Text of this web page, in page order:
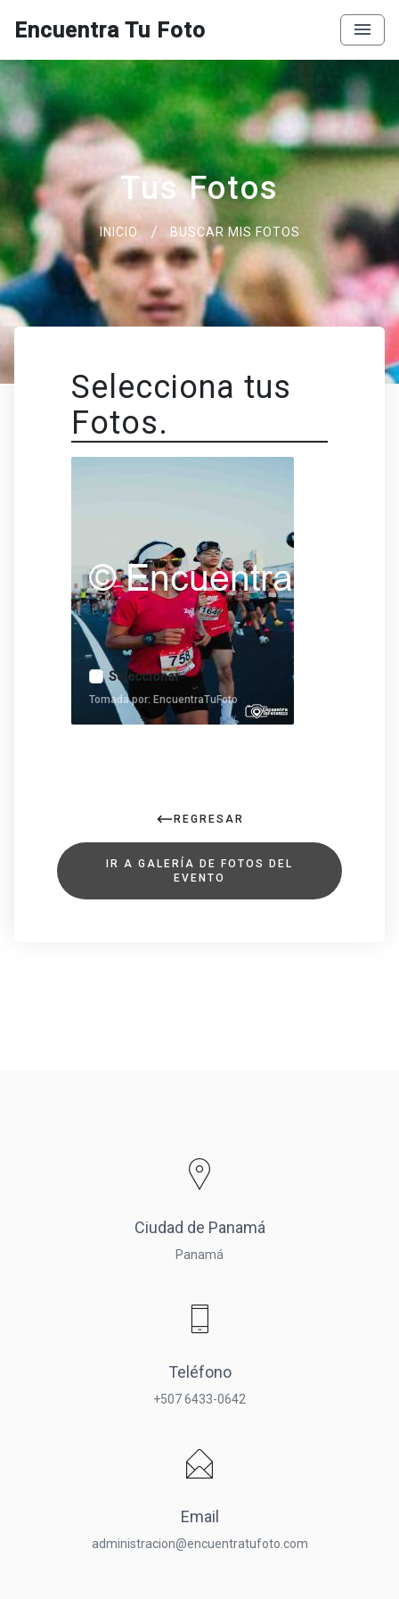
Encuentra Tu Foto
Tus Fotos
INICIO BUSCAR MIS FOTOS
Selecciona tus
Fotos.
Seleccionar
Tomada por: EncuentraTuFoto
REGRESAR
IR A GALERÍA DE FOTOS DEL
EVENTO
Ciudad de Panamá
Panamá
Teléfono
+507 6433-0642
Email
administracion@encuentratufoto.com